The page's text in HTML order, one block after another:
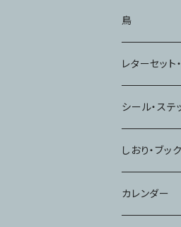
ハンコ・スタ
ノート
鳥
レターセット
シール・ステ
しおり・ブッ
カレンダー